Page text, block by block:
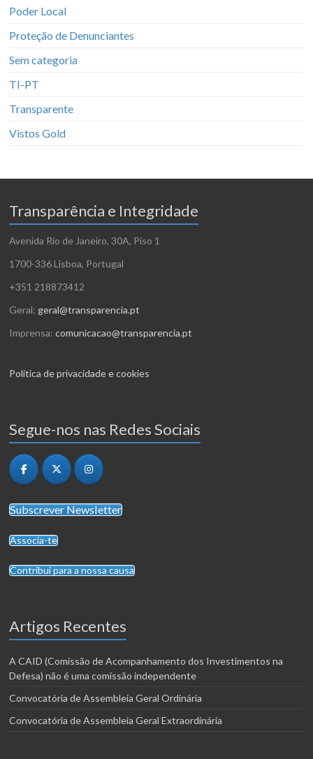
Poder Local
Proteção de Denunciantes
Sem categoria
TI-PT
Transparente
Vistos Gold
Transparência e Integridade
Avenida Rio de Janeiro, 30A, Piso 1
1700-336 Lisboa, Portugal
+351 218873412
Geral: geral@transparencia.pt
Imprensa:comunicacao@transparencia.pt
Política de privacidade e cookies
Segue-nos nas Redes Sociais
Subscrever Newsletter
Associa-te
Contribui para a nossa causa
Artigos Recentes
A CAID (Comissão de Acompanhamento dos Investimentos na
Defesa) não é uma comissão independente
Convocatória de Assembleia Geral Ordinária
Convocatória de Assembleia Geral Extraordinária